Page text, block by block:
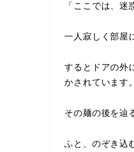
「ここでは、
一人寂しく部屋
するとドアの外
かされています。
その麺の後を辿
ふと、のぞき込